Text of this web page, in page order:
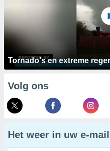
Tornado's en extreme
Volg ons
Het weer in uw e-mail